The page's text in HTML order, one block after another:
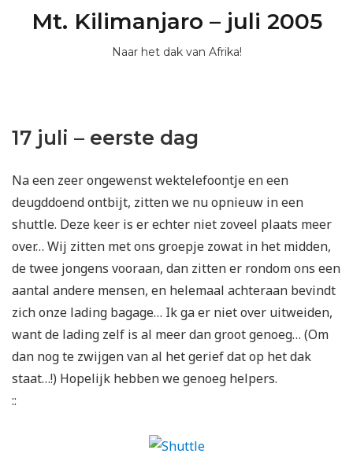
Mt. Kilimanjaro – juli 2005
Naar het dak van Afrika!
17 juli – eerste dag
Na een zeer ongewenst wektelefoontje en een
deugddoend ontbijt, zitten we nu opnieuw in een
shuttle. Deze keer is er echter niet zoveel plaats meer
over… Wij zitten met ons groepje zowat in het midden,
de twee jongens vooraan, dan zitten er rondom ons een
aantal andere mensen, en helemaal achteraan bevindt
zich onze lading bagage… Ik ga er niet over uitweiden,
want de lading zelf is al meer dan groot genoeg… (Om
dan nog te zwijgen van al het gerief dat op het dak
staat…!) Hopelijk hebben we genoeg helpers.
::